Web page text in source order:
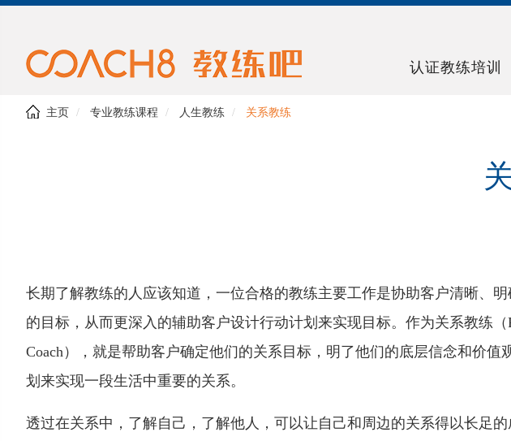
认证教练培训
主页 专业教练课程 人生教练 关系教练
长期了解教练的人应该知道，一位合格的教练主要工作是协助客户清晰、
的目标，从而更深入的辅助客户设计行动计划来实现目标。作为关系教练（
Coach），就是帮助客户确定他们的关系目标，明了他们的底层信念和价值
划来实现一段生活中重要的关系。
透过在关系中，了解自己，了解他人，可以让自己和周边的关系得以长足